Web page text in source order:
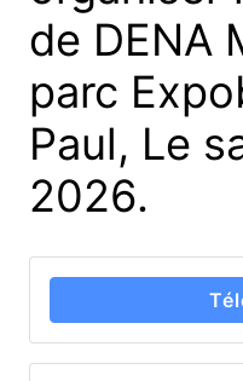
de DENA
parc
Paul, Le
2026.